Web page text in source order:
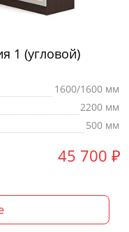
1 (угловой)
1600/1600 мм
2200 мм
500 мм
45 700 ₽